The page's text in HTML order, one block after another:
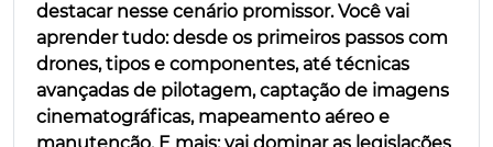
destacar nesse cenário promissor. Você vai
aprender tudo: desde os primeiros passos com
drones, tipos e componentes, até técnicas
avançadas de pilotagem, captação de imagens
cinematográficas, mapeamento aéreo e